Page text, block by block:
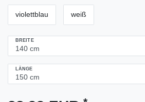
violettblau weiß
BREITE
LÄNGE